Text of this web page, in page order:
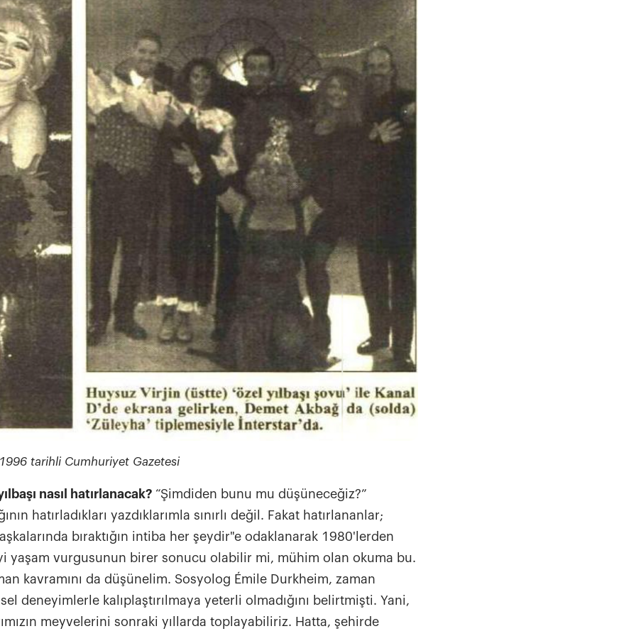
dostu bir çözüm olabileceğini gösteriyor. Testleri süren otonom araçların yaygın
kullanımları için biraz daha beklememiz gerekse de enerji verimliliği, sürüş
konforu ve daha az karbon emisyonu gibi akıllı şehir - akıllı ulaşım amaçlarına
hizmet eden hibrit otomobiller, bugün gündelik hayatlarımızı dönüştürmeye
başlıyor. %20 ila %30 oranında daha az yakıt tüketimi sağladığı bilinen, yüksek
performanstan ödün vermeyen, ideal verimliliği ve performansı bir araya getiren
hibrit motor seçeneklerini ürün yelpazesinin tamamında sunan Land Rover, bu
dönüşümün bayrak taşıyıcılarından biri olarak konumlanıyor. Land Rover,
Türkiye’de de Range Rover, Range Rover Sport, Range Rover Evoque ve Discovery
Sport modellerinin Plug-In Hybrid versiyonunu satışa sunuyor. Konvansiyonel
motoru ve elektrik motorunu içeren, dışarıdan ya da frenlemeyle şarj edilebilen,
HEV modellere kıyasla daha fazla menzil vadeden PHEV modeller; elektrik motoru
kullanımı esnasında düşük oranda zararlı gaz salarak aracın karbon ayak izini
düşürüyor. Daha yaşanabilir şehirler inşa etmenin yolu; ulaşımda ve diğer tüm
başlıklarda akıllı çözümler geliştiren, yeniliklere öncü olan markaların çabalarıyla
daha da kısalıyor.
tarihli Cumhuriyet Gazetesi
nasıl hatırlanacak? “Şimdiden bunu mu düşüneceğiz?”
hatırladıkları yazdıklarımla sınırlı değil. Fakat hatırlananlar;
bıraktığın intiba her şeydir"e odaklanarak 1980'lerden
yaşam vurgusunun birer sonucu olabilir mi, mühim olan okuma bu.
kavramını da düşünelim. Sosyolog Émile Durkheim, zaman
deneyimlerle kalıplaştırılmaya yeterli olmadığını belirtmişti. Yani,
meyvelerini sonraki yıllarda toplayabiliriz. Hatta, şehirde